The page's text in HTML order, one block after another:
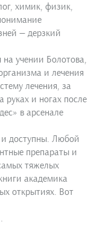
химик, физик,
— дерзкий
учении Болотова,
и лечения
лечения, за
руках и ногах после
в арсенале
доступны. Любой
препараты и
тяжелых
академика
открытиях. Вот